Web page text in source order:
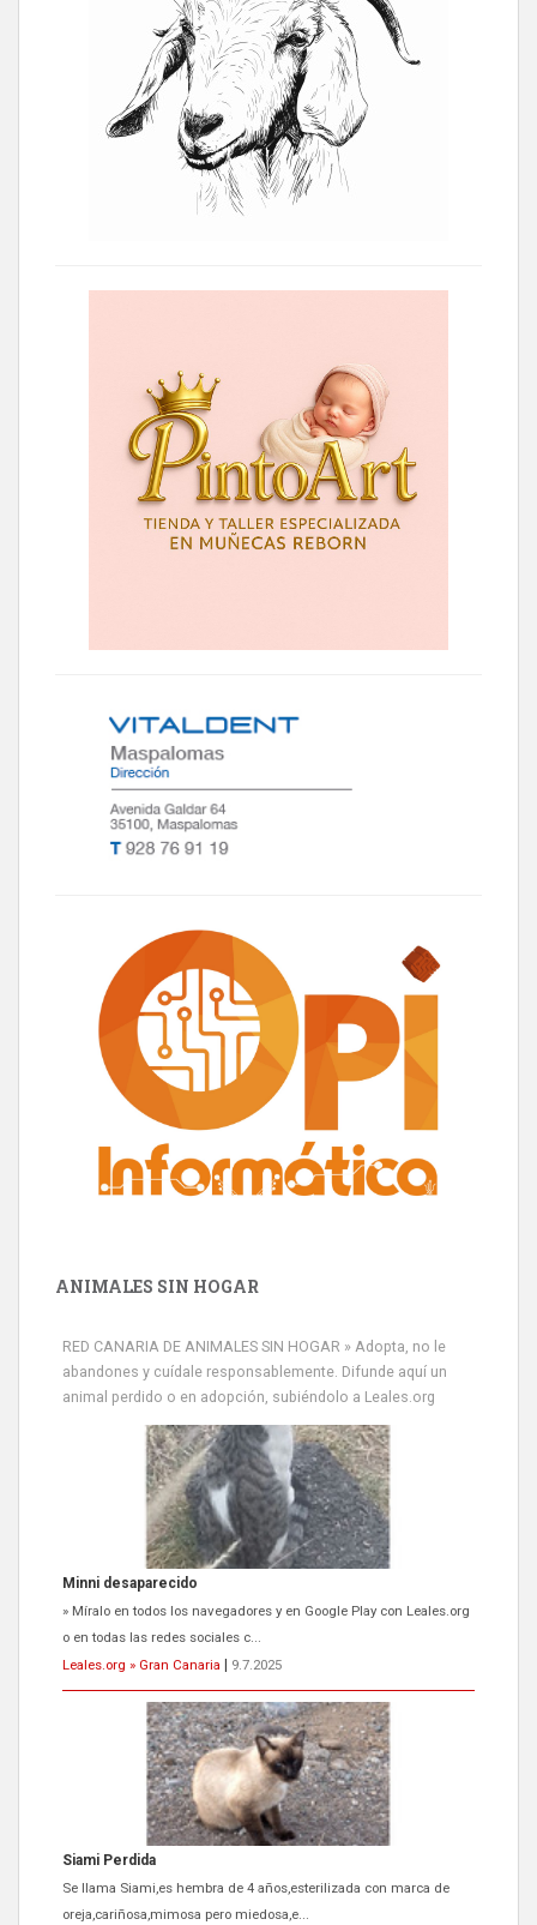
ANIMALES SIN HOGAR
RED CANARIA DE ANIMALES SIN HOGAR » Adopta, no le
abandones y cuídale responsablemente. Difunde aquí un
animal perdido o en adopción, subiéndolo a Leales.org
Minni desaparecido
» Míralo en todos los navegadores y en Google Play con Leales.org
o en todas las redes sociales c...
Leales.org » Gran Canaria
9.7.2025
Siami Perdida
Se llama Siami,es hembra de 4 años,esterilizada con marca de
oreja,cariñosa,mimosa pero miedosa,e...